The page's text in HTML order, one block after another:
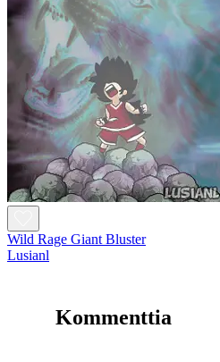
Wild Rage Giant Bluster
Lusianl
Kommenttia